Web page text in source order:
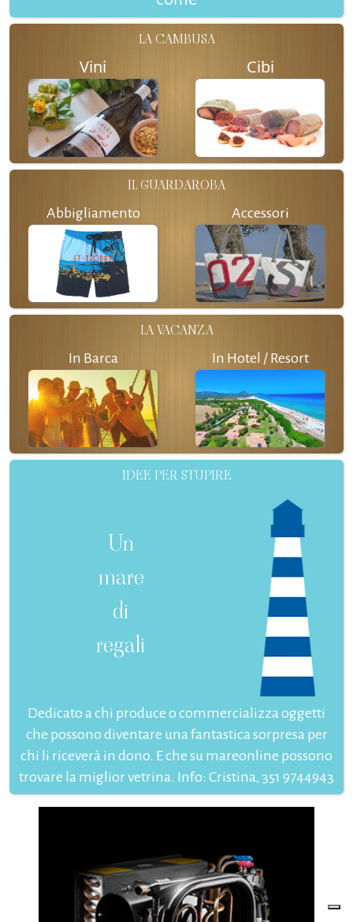
LA CAMBUSA
Vini Cibi
IL GUARDAROBA
Abbigliamento Accessori
LA VACANZA
In Barca In Hotel / Resort
IDEE PER STUPIRE
Un
mare
di
regali
Dedicato a chi produce o commercializza oggetti
che possono diventare una fantastica sorpresa per
chi li riceverà in dono. E che su mareonline possono
trovare la miglior vetrina. Info: Cristina, 351 9744943